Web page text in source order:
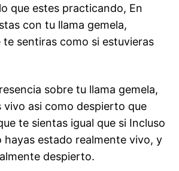
que estes practicando, En
con tu llama gemela,
sentiras como si estuvieras
sobre tu llama gemela,
vivo asi­ como despierto que
te sientas igual que si Incluso
estado realmente vivo, y
despierto.